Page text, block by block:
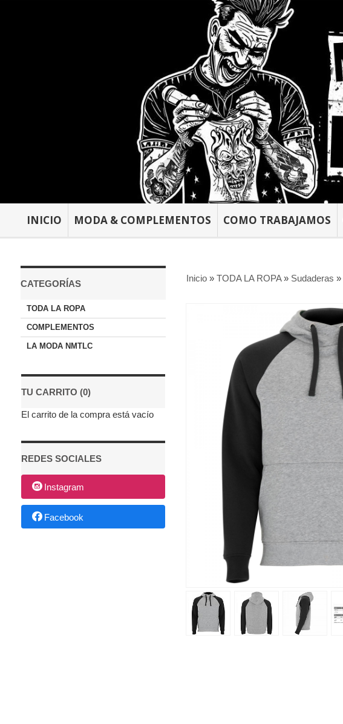
INICIO MODA & COMPLEMENTOS COMO TRABAJAMOS
CATEGORÍAS
TODA LA ROPA
COMPLEMENTOS
LA MODA NMTLC
TU CARRITO (0)
El carrito de la compra está vacío
REDES SOCIALES
Instagram
Facebook
Inicio» TODA LA ROPA» Sudaderas »